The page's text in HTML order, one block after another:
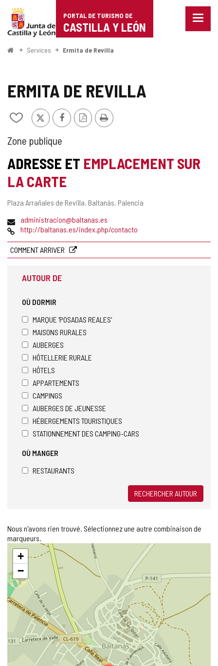
Portal
de
Turismo
Castilla
León
PORTAL DE TURISMO DE
CASTILLA Y LEÓN
Menu
<
Services Ermita de Revilla
ERMITA DE REVILLA
Ajouter/retirer
contenu
de
X FacebookVersion
PDF
Imprimer
TYPE
DE
ZONE
DE
SERVICES
Zone publique
ADRESSE ET EMPLACEMENT SUR
LA CARTE
Adresse
Plaza Arrañales de Revilla. Baltanás. Palencia
Adresse
de
électronique
administracion@baltanas.es
Pagehttp://baltanas.es/index.php/contacto
COMMENT ARRIVER
AUTOUR DE
OÙ DORMIR
MARQUE 'POSADAS REALES'
MAISONS RURALES
AUBERGES
HÔTELLERIE RURALE
HÔTELS
APPARTEMENTS
CAMPINGS
AUBERGES DE JEUNESSE
HÉBERGEMENTS TOURISTIQUES
STATIONNEMENT DES CAMPING-CARS
OÙ MANGER
RESTAURANTS
RECHERCHER AUTOUR
Nous n'avons rien trouvé. Sélectionnez une autre combinaison de
marqueurs.
Sauter
carte
+
−